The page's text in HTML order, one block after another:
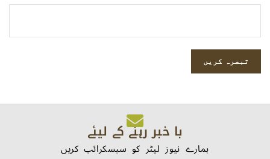
با خبر رہنے کے لیئے
ہمارے نیوز لیٹر کو سبسکرائب کریں